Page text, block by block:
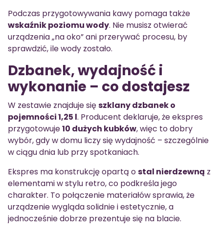
Podczas przygotowywania kawy pomaga także
wskaźnik poziomu wody. Nie musisz otwierać
urządzenia „na oko” ani przerywać procesu, by
sprawdzić, ile wody zostało.
Dzbanek, wydajność i
wykonanie – co dostajesz
W zestawie znajduje sięszklany dzbanek o
pojemności 1,25 l. Producent deklaruje, że ekspres
przygotowuje10 dużych kubków, więc to dobry
wybór, gdy w domu liczy się wydajność – szczególnie
w ciągu dnia lub przy spotkaniach.
Ekspres ma konstrukcję opartą ostal nierdzewną z
elementami w stylu retro, co podkreśla jego
charakter. To połączenie materiałów sprawia, że
urządzenie wygląda solidnie i estetycznie, a
jednocześnie dobrze prezentuje się na blacie.